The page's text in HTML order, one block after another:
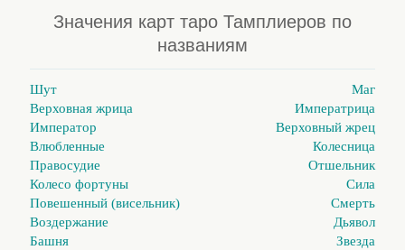
Значения карт таро Тамплиеров по
названиям
Шут
Маг
Верховная жрица
Императрица
Император
Верховный жрец
Влюбленные
Колесница
Правосудие
Отшельник
Колесо фортуны
Сила
Повешенный (висельник)
Смерть
Воздержание
Дьявол
Башня
Звезда